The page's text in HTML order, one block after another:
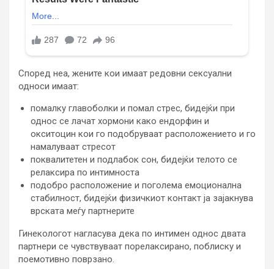
Според неа, жените кои имаат редовни сексуални
односи имаат:
помалку главоболки и помал стрес, бидејќи при
однос се лачат хормони како ендорфин и
окситоцин кои го подобруваат расположението и го
намалуваат стресот
поквалитетен и подлабок сон, бидејќи телото се
релаксира по интимноста
подобро расположение и поголема емоционална
стабилност, бидејќи физичкиот контакт ја зајакнува
врската меѓу партнерите
Гинекологот нагласува дека по интимен однос двата
партнери се чувствуваат порелаксирано, поблиску и
поемотивно поврзано.